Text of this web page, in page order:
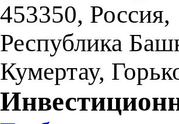
453350, Россия,
Республика
Кумертау,